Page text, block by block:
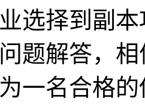
选择到副
题解答，
一名合格